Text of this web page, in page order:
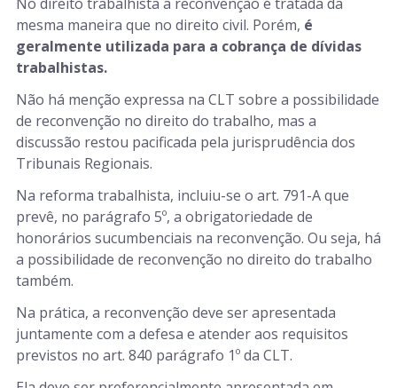
mesma maneira que no direito civil. Porém, é
geralmente utilizada para a cobrança de dívidas
trabalhistas.
Não há menção expressa na CLT sobre a possibilidade
de reconvenção no direito do trabalho, mas a
discussão restou pacificada pela jurisprudência dos
Tribunais Regionais.
Na reforma trabalhista, incluiu-se o art. 791-A que
prevê, no parágrafo 5º, a obrigatoriedade de
honorários sucumbenciais na reconvenção. Ou seja, há
a possibilidade de reconvenção no direito do trabalho
também.
Na prática, a reconvenção deve ser apresentada
juntamente com a defesa e atender aos requisitos
previstos no art. 840 parágrafo 1º da CLT.